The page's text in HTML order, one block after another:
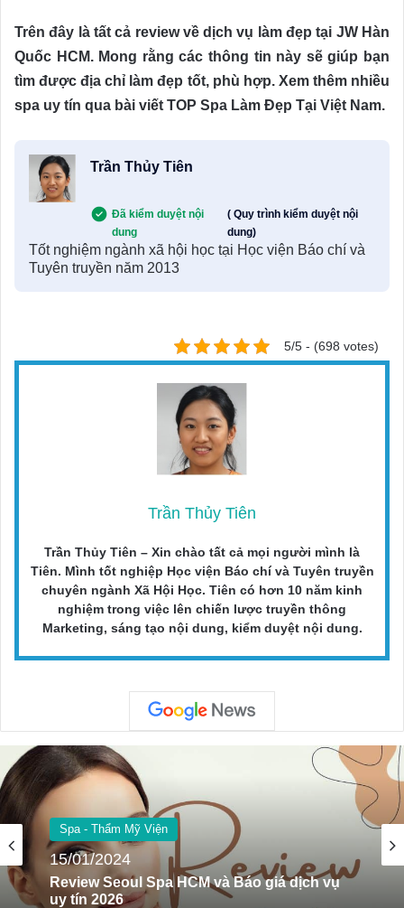
Trên đây là tất cả review về dịch vụ làm đẹp tại JW Hàn
Quốc HCM. Mong rằng các thông tin này sẽ giúp bạn
tìm được địa chỉ làm đẹp tốt, phù hợp. Xem thêm nhiều
spa uy tín qua bài viết TOP Spa Làm Đẹp Tại Việt Nam.
Trần Thủy Tiên
Đã kiểm duyệt nội
dung
( Quy trình kiểm duyệt nội
dung)
Tốt nghiệm ngành xã hội học tại Học viện Báo chí và
Tuyên truyền năm 2013
5/5 - (698 votes)
Trần Thủy Tiên
Trần Thủy Tiên – Xin chào tất cả mọi người mình là
Tiên. Mình tốt nghiệp Học viện Báo chí và Tuyên truyền
chuyên ngành Xã Hội Học. Tiên có hơn 10 năm kinh
nghiệm trong việc lên chiến lược truyền thông
Marketing, sáng tạo nội dung, kiểm duyệt nội dung.
Spa - Thẩm Mỹ Viện
15/01/2024
Review Seoul Spa HCM và Báo giá dịch vụ
uy tín 2026